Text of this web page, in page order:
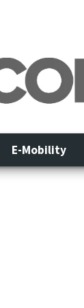
E-Mobility